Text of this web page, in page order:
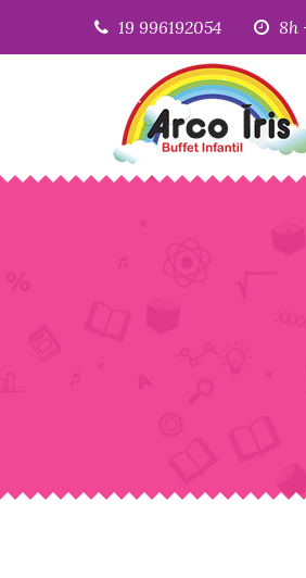
19 996192054 8h